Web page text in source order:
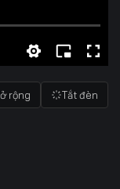
rộng Tắt đèn